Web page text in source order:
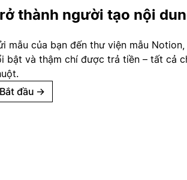
thành người tạo nội
mẫu của bạn đến thư viện mẫu
bật và thậm chí được trả tiền – tất cả
Bắt đầu →